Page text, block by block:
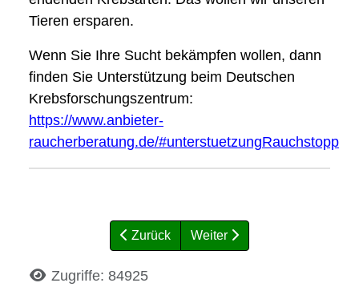
Tieren ersparen.
Wenn Sie Ihre Sucht bekämpfen wollen, dann
finden Sie Unterstützung beim Deutschen
Krebsforschungszentrum:
https://www.anbieter-
raucherberatung.de/#unterstuetzungRauchstopp
Zurück Weiter
DetailsZugriffe: 84925